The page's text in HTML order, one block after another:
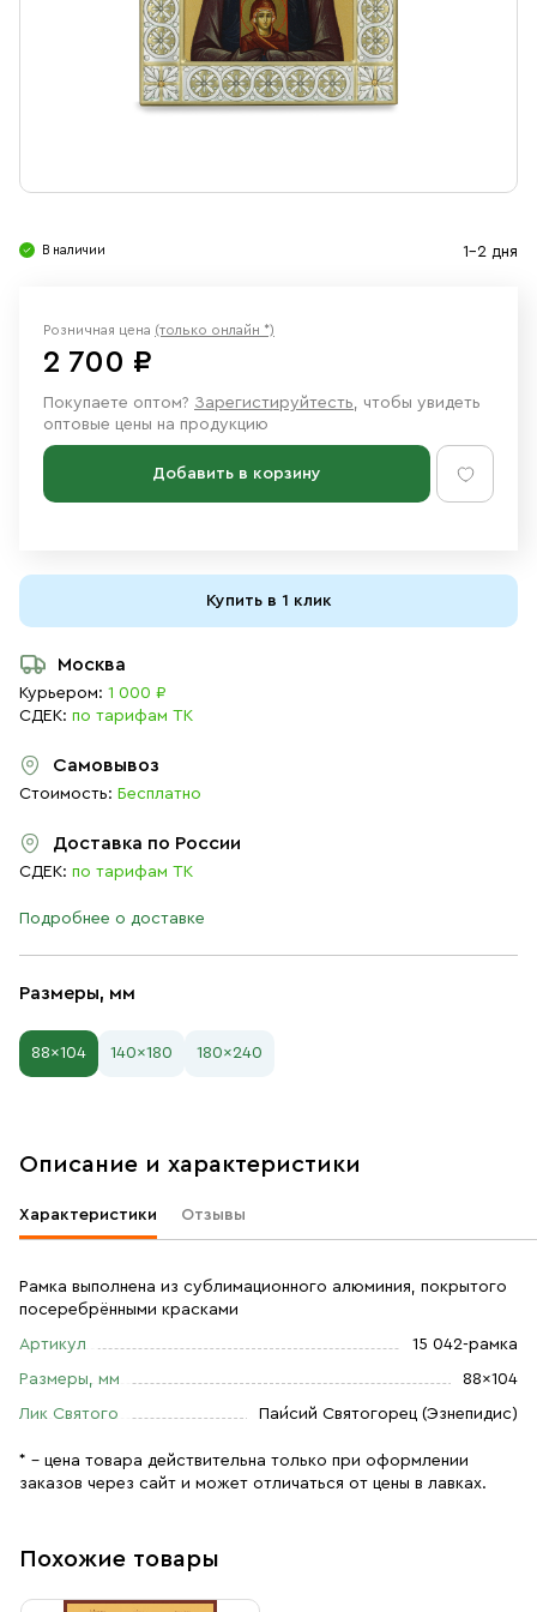
Ювелирные изделия
В наличии 1-2 дня
Размеры, мм
88×104 140×180 180×240
Розничная цена (только онлайн *)
2 700 ₽
Покупаете оптом? Зарегистируйтесть, чтобы увидеть
оптовые цены на продукцию
Добавить в корзину
Купить в 1 клик
Москва
Курьером: 1 000 ₽
СДЕК: по тарифам ТК
Самовывоз
Стоимость: Бесплатно
Доставка по России
СДЕК: по тарифам ТК
Подробнее о доставке
Описание и характеристики
Характеристики Отзывы
Рамка выполнена из сублимационного алюминия, покрытого
посеребрёнными красками
Артикул 15 042-рамка
Размеры, мм 88×104
Лик Святого Паи́сий Святогорец (Эзнепидис)
* – цена товара действительна только при оформлении
заказов через сайт и может отличаться от цены в лавках.
Похожие товары